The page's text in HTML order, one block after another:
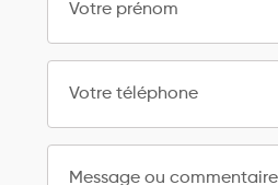
Votre prénom
Votre téléphone
Message ou